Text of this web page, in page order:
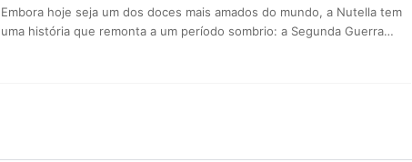
Embora hoje seja um dos doces mais amados do mundo, a Nutella tem
uma história que remonta a um período sombrio: a Segunda Guerra…